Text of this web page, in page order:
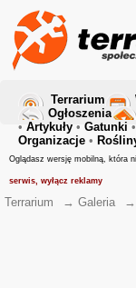
Terrarium
Ogłoszenia
• Artykuły • Gatunki •
Organizacje •
Oglądasz wersję mobilną, która
serwis, wyłącz reklamy
Terrarium → Galeria →